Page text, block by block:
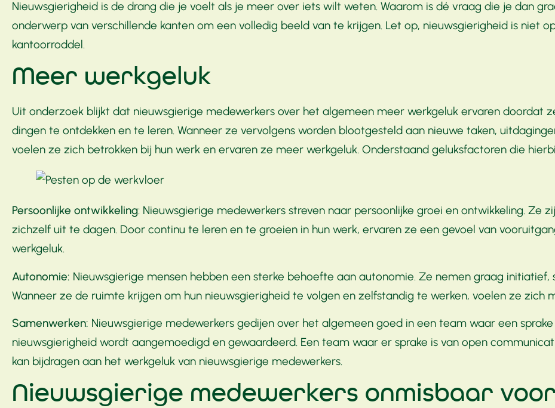
Nieuwsgierigheid is de drang die je voelt als je meer over iets wilt weten. Waarom is dé vraag die je dan
onderwerp van verschillende kanten om een volledig beeld van te krijgen. Let op, nieuwsgierigheid is niet
kantoorroddel.
Meer werkgeluk
Uit onderzoek blijkt dat nieuwsgierige medewerkers over het algemeen meer werkgeluk ervaren doordat
dingen te ontdekken en te leren. Wanneer ze vervolgens worden blootgesteld aan nieuwe taken,
voelen ze zich betrokken bij hun werk en ervaren ze meer werkgeluk. Onderstaand geluksfactoren die
Persoonlijke ontwikkeling: Nieuwsgierige medewerkers streven naar persoonlijke groei en ontwikkeling. Ze
zichzelf uit te dagen. Door continu te leren en te groeien in hun werk, ervaren ze een gevoel van
werkgeluk.
Autonomie: Nieuwsgierige mensen hebben een sterke behoefte aan autonomie. Ze nemen graag
Wanneer ze de ruimte krijgen om hun nieuwsgierigheid te volgen en zelfstandig te werken, voelen ze zich
Samenwerken: Nieuwsgierige medewerkers gedijen over het algemeen goed in een team waar een
nieuwsgierigheid wordt aangemoedigd en gewaardeerd. Een team waar er sprake is van open
kan bijdragen aan het werkgeluk van nieuwsgierige medewerkers.
Nieuwsgierige medewerkers onmisbaar